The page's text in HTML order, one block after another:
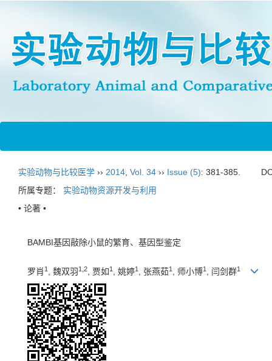
实验动物与比较医学 ›› 2014 Vol. 34 ›› Issue (5): 381-385.
所属专题： 实验动物资源开发与利用
• 论著 •
BAMBI基因敲除小鼠的繁育、基因型鉴定
罗肖 1 , 魏双羽 1,2 , 贾如1 , 姚婷1 , 张燕茹1 , 师小博1 , 闫剑群1